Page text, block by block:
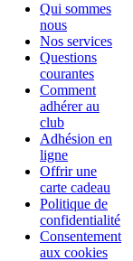
Qui sommes
nous
Nos services
Questions
courantes
Comment
adhérer au
club
Adhésion en
ligne
Offrir une
carte cadeau
Politique de
confidentialité
Consentement
aux cookies